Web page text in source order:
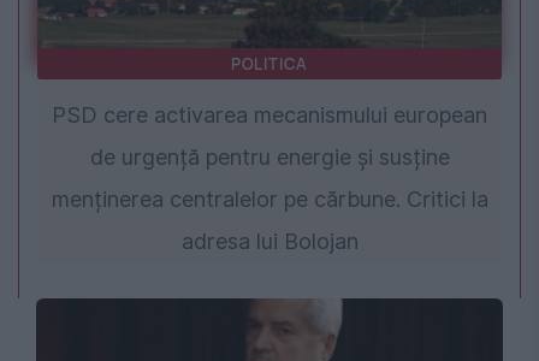
POLITICA
PSD cere activarea mecanismului european
de urgență pentru energie și susține
menținerea centralelor pe cărbune. Critici la
adresa lui Bolojan